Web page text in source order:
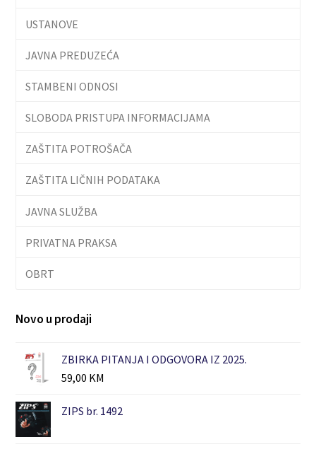
USTANOVE
JAVNA PREDUZEĆA
STAMBENI ODNOSI
SLOBODA PRISTUPA INFORMACIJAMA
ZAŠTITA POTROŠAČA
ZAŠTITA LIČNIH PODATAKA
JAVNA SLUŽBA
PRIVATNA PRAKSA
OBRT
Novo u prodaji
ZBIRKA PITANJA I ODGOVORA IZ 2025.
59,00 KM
ZIPS br. 1492